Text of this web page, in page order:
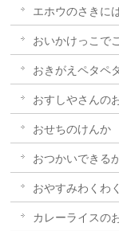
エホウのさきに
おいかけっこで
おきがえペタペ
おすしやさんの
おせちのけんか
おつかいできる
おやすみわくわ
カレーライスの